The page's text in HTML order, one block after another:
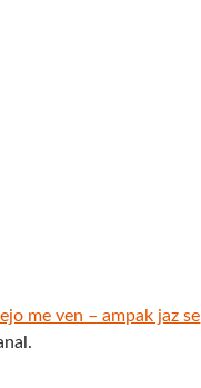
me ven – ampak jaz se